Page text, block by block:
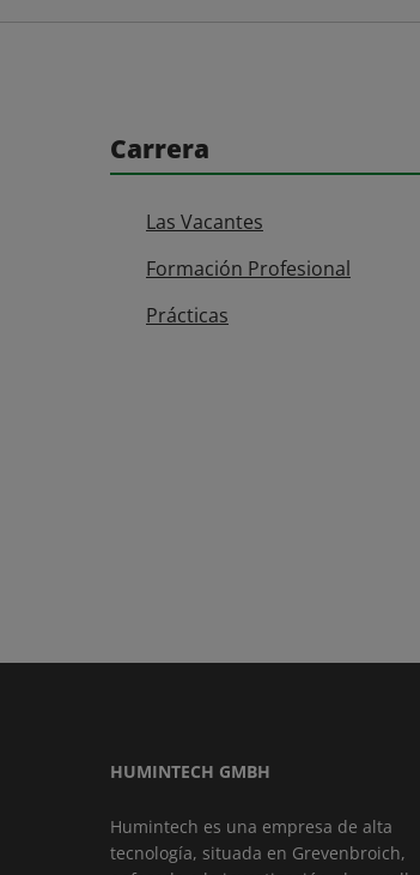
Carrera
Las Vacantes
Formación Profesional
Prácticas
HUMINTECH GMBH
Humintech es una empresa de alta
tecnología, situada en Grevenbroich,